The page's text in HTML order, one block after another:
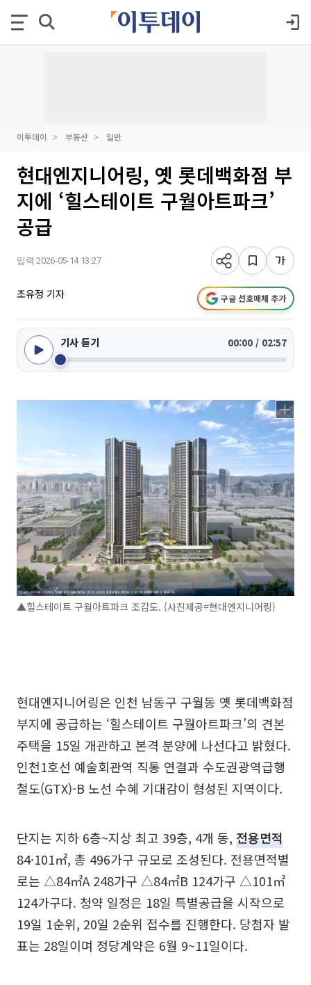
이투데이 부동산 일반
현대엔지니어링, 옛 롯데백화점 부
지에 ‘힐스테이트 구월아트파크’
공급
입력 2026-05-14 13:27
조유정 기자 구글 선호매체 추가
기사 듣기 00:00 / 02:57
▲힐스테이트 구월아트파크 조감도. (사진제공=현대엔지니어링)
현대엔지니어링은 인천 남동구 구월동 옛 롯데백화점
부지에 공급하는 ‘힐스테이트 구월아트파크’의 견본
주택을 15일 개관하고 본격 분양에 나선다고 밝혔다.
인천1호선 예술회관역 직통 연결과 수도권광역급행
철도(GTX)-B 노선 수혜 기대감이 형성된 지역이다.
단지는 지하 6층~지상 최고 39층, 4개 동, 전용면적
84·101㎡, 총 496가구 규모로 조성된다. 전용면적별
로는 △84㎡A 248가구 △84㎡B 124가구 △101㎡
124가구다. 청약 일정은 18일 특별공급을 시작으로
19일 1순위, 20일 2순위 접수를 진행한다. 당첨자 발
표는 28일이며 정당계약은 6월 9~11일이다.